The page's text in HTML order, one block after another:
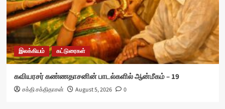
இலக்கியம் கட்டுரைகள்
கவியரசர் கண்ணதாசனின் பாடல்களில் ஆன்மீகம் – 19
சக்தி சக்திதாசன் August 5, 2026 0